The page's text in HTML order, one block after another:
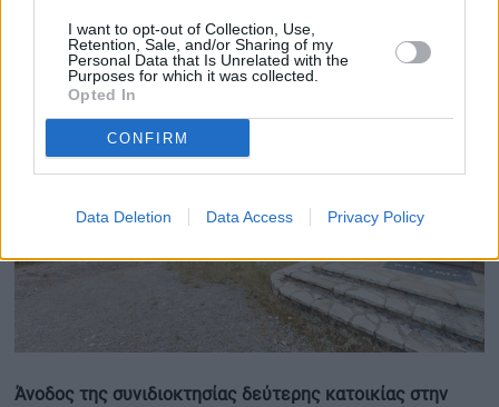
I want to opt-out of Collection, Use,
Retention, Sale, and/or Sharing of my
Personal Data that Is Unrelated with the
Purposes for which it was collected.
Opted In
CONFIRM
Data Deletion Data Access Privacy Policy
τίποτα άλλο».
Άνοδος της συνιδιοκτησίας δεύτερης κατοικίας στην